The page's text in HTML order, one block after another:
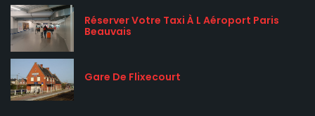
Réserver Votre Taxi À L Aéroport Paris
Beauvais
Gare De Flixecourt